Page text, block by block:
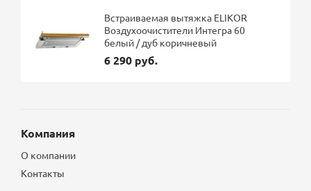
Встраиваемая вытяжка ELIKOR
Воздухоочистители Интегра 60
белый / дуб коричневый
6 290 руб.
Компания
О компании
Контакты